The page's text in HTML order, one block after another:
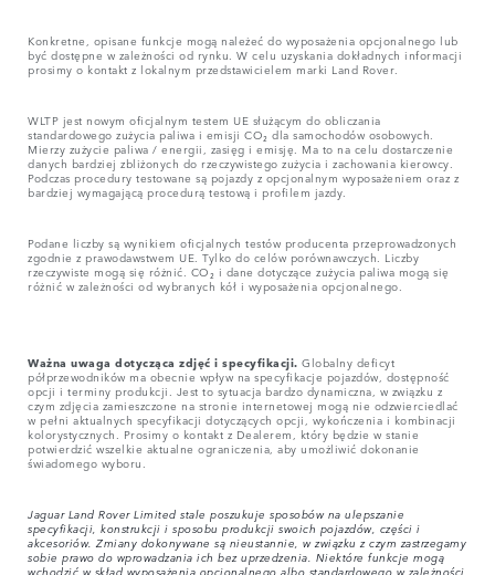
Konkretne, opisane funkcje mogą należeć do wyposażenia opcjonalnego lub
być dostępne w zależności od rynku. W celu uzyskania dokładnych informacji
prosimy o kontakt z lokalnym przedstawicielem marki Land Rover.
WLTP jest nowym oficjalnym testem UE służącym do obliczania
standardowego zużycia paliwa i emisji CO₂ dla samochodów osobowych.
Mierzy zużycie paliwa / energii, zasięg i emisję. Ma to na celu dostarczenie
danych bardziej zbliżonych do rzeczywistego zużycia i zachowania kierowcy.
Podczas procedury testowane są pojazdy z opcjonalnym wyposażeniem oraz z
bardziej wymagającą procedurą testową i profilem jazdy.
Podane liczby są wynikiem oficjalnych testów producenta przeprowadzonych
zgodnie z prawodawstwem UE. Tylko do celów porównawczych. Liczby
rzeczywiste mogą się różnić. CO₂ i dane dotyczące zużycia paliwa mogą się
różnić w zależności od wybranych kół i wyposażenia opcjonalnego.
Ważna uwaga dotycząca zdjęć i specyfikacji. Globalny deficyt
półprzewodników ma obecnie wpływ na specyfikacje pojazdów, dostępność
opcji i terminy produkcji. Jest to sytuacja bardzo dynamiczna, w związku z
czym zdjęcia zamieszczone na stronie internetowej mogą nie odzwierciedlać
w pełni aktualnych specyfikacji dotyczących opcji, wykończenia i kombinacji
kolorystycznych. Prosimy o kontakt z Dealerem, który będzie w stanie
potwierdzić wszelkie aktualne ograniczenia, aby umożliwić dokonanie
świadomego wyboru.
Jaguar Land Rover Limited stale poszukuje sposobów na ulepszanie
specyfikacji, konstrukcji i sposobu produkcji swoich pojazdów, części i
akcesoriów. Zmiany dokonywane są nieustannie, w związku z czym zastrzegamy
sobie prawo do wprowadzania ich bez uprzedzenia. Niektóre funkcje mogą
wchodzić w skład wyposażenia opcjonalnego albo standardowego w zależności